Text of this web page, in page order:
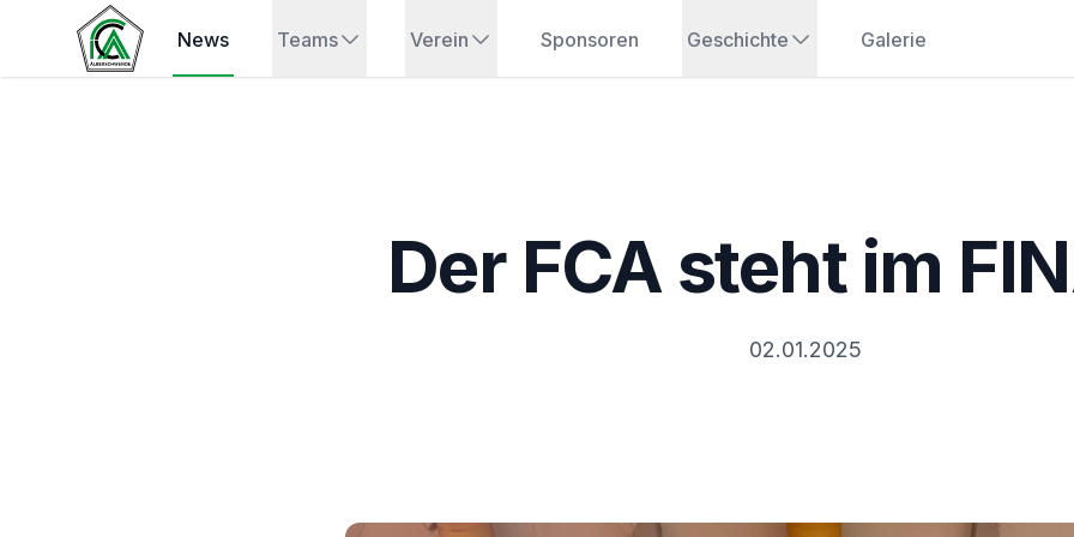
News Teams Verein Sponsoren Geschichte Galerie
Der FCA steht im
02.01.2025